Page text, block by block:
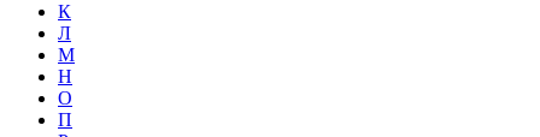
К
Л
М
Н
О
П